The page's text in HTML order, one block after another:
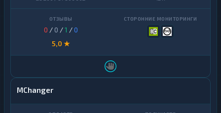
0 / 0 /1 /0
5,0 ★
MChanger